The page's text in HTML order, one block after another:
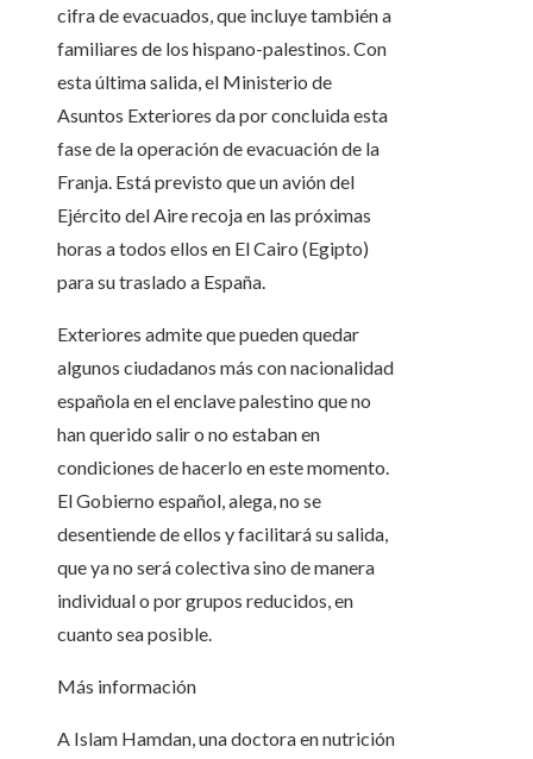
cifra de evacuados, que incluye también a
familiares de los hispano-palestinos. Con
esta última salida, el Ministerio de
Asuntos Exteriores da por concluida esta
fase de la operación de evacuación de la
Franja. Está previsto que un avión del
Ejército del Aire recoja en las próximas
horas a todos ellos en El Cairo (Egipto)
para su traslado a España.
Exteriores admite que pueden quedar
algunos ciudadanos más con nacionalidad
española en el enclave palestino que no
han querido salir o no estaban en
condiciones de hacerlo en este momento.
El Gobierno español, alega, no se
desentiende de ellos y facilitará su salida,
que ya no será colectiva sino de manera
individual o por grupos reducidos, en
cuanto sea posible.
Más información
A Islam Hamdan, una doctora en nutrición